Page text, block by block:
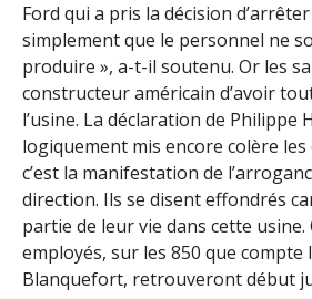
Ford qui a pris la décision
simplement que le personnel ne
produire », a-t-il soutenu. Or les
constructeur américain d’avoir
l’usine. La déclaration de Philippe
logiquement mis encore colère
c’est la manifestation de
direction. Ils se disent effondrés
partie de leur vie dans cette usine.
employés, sur les 850 que compte
Blanquefort, retrouveront début